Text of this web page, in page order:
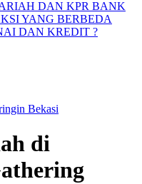
DAN KPR BANK
YANG BERBEDA
DAN KREDIT ?
Bekasi
di